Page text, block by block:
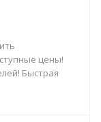
цены!
Быстрая